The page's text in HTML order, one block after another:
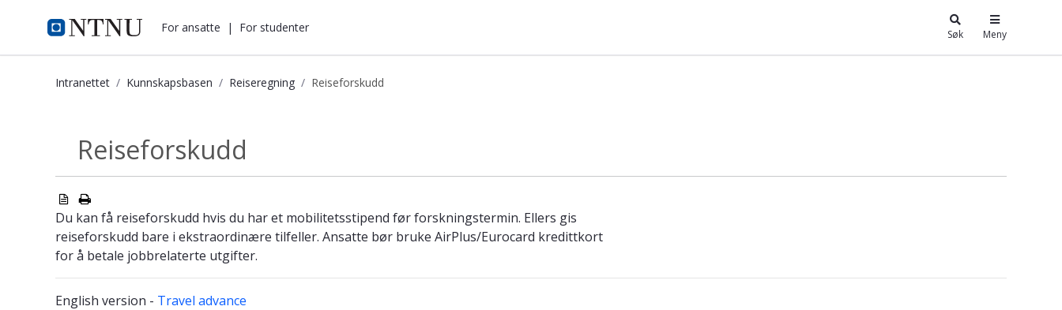
i.ntnu.no For ansatte | For studenter Søk Meny
Intranettet Kunnskapsbasen Reiseregning Reiseforskudd
Reiseregning
Reiseforskudd
Du kan få reiseforskudd hvis du har et mobilitetsstipend før forskningstermin. Ellers gis
reiseforskudd bare i ekstraordinære tilfeller. Ansatte bør bruke AirPlus/Eurocard kredittkort
for å betale jobbrelaterte utgifter.
English version - Travel advance